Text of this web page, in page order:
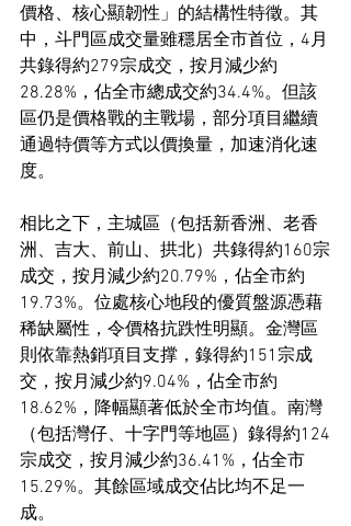
價格、核心顯韌性」的結構性特徵。其
中，斗門區成交量雖穩居全市首位，4月
共錄得約279宗成交，按月減少約
28.28%，佔全市總成交約34.4%。但該
區仍是價格戰的主戰場，部分項目繼續
通過特價等方式以價換量，加速消化速
度。
相比之下，主城區（包括新香洲、老香
洲、吉大、前山、拱北）共錄得約160宗
成交，按月減少約20.79%，佔全市約
19.73%。位處核心地段的優質盤源憑藉
稀缺屬性，令價格抗跌性明顯。金灣區
則依靠熱銷項目支撑，錄得約151宗成
交，按月減少約9.04%，佔全市約
18.62%，降幅顯著低於全市均值。南灣
（包括灣仔、十字門等地區）錄得約124
宗成交，按月減少約36.41%，佔全市
15.29%。其餘區域成交佔比均不足一
成。